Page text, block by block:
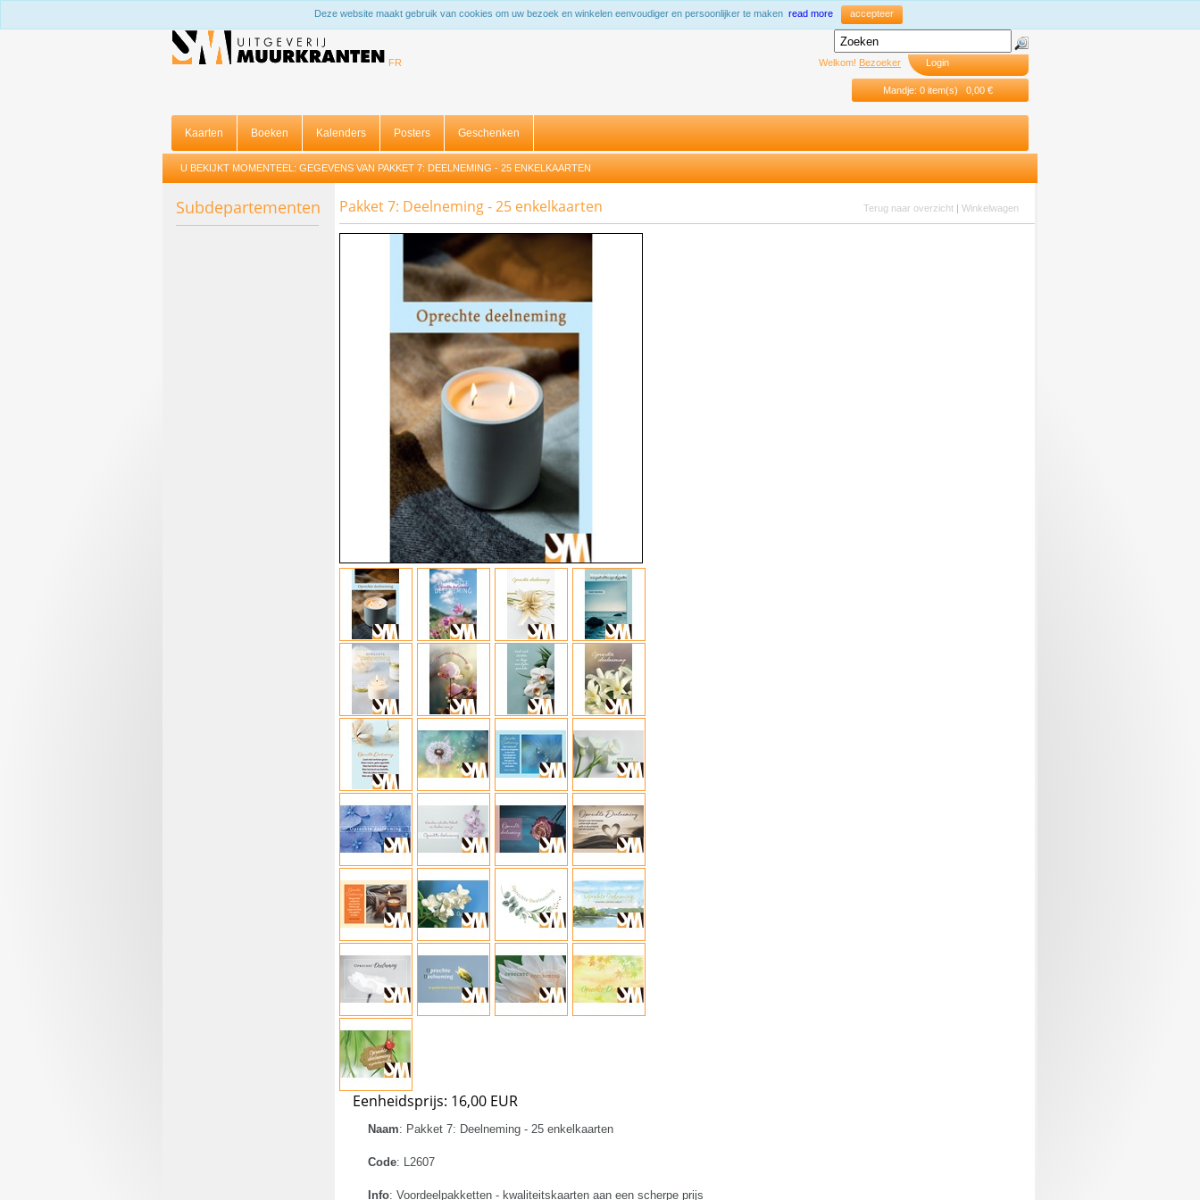
Deze website maakt gebruik van cookies om uw bezoek en winkelen eenvoudiger en persoonlijker te maken read more accepteer
FR Welkom! Bezoeker Login
Mandje: 0 item(s) 0,00 €
Kaarten Boeken Kalenders Posters Geschenken
U BEKIJKT MOMENTEEL: GEGEVENS VAN PAKKET 7: DEELNEMING - 25 ENKELKAARTEN
Subdepartementen Pakket 7: Deelneming - 25 enkelkaarten Terug naar overzicht |Winkelwagen
Eenheidsprijs: 16,00 EUR
Naam: Pakket 7: Deelneming - 25 enkelkaarten
Code: L2607
Info: Voordeelpakketten - kwaliteitskaarten aan een scherpe prijs